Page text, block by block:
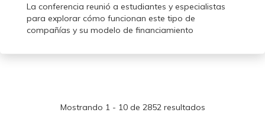
La conferencia reunió a estudiantes y especialistas
para explorar cómo funcionan este tipo de
compañías y su modelo de financiamiento
Mostrando 1 - 10 de 2852 resultados